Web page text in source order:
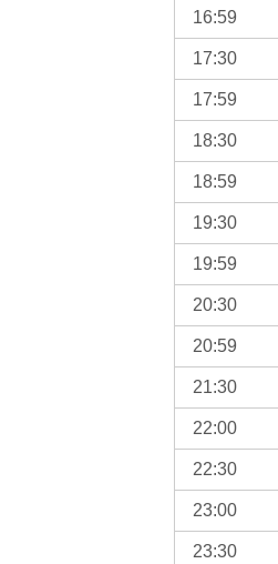
16:59
17:30
17:59
18:30
18:59
19:30
19:59
20:30
20:59
21:30
22:00
22:30
23:00
23:30